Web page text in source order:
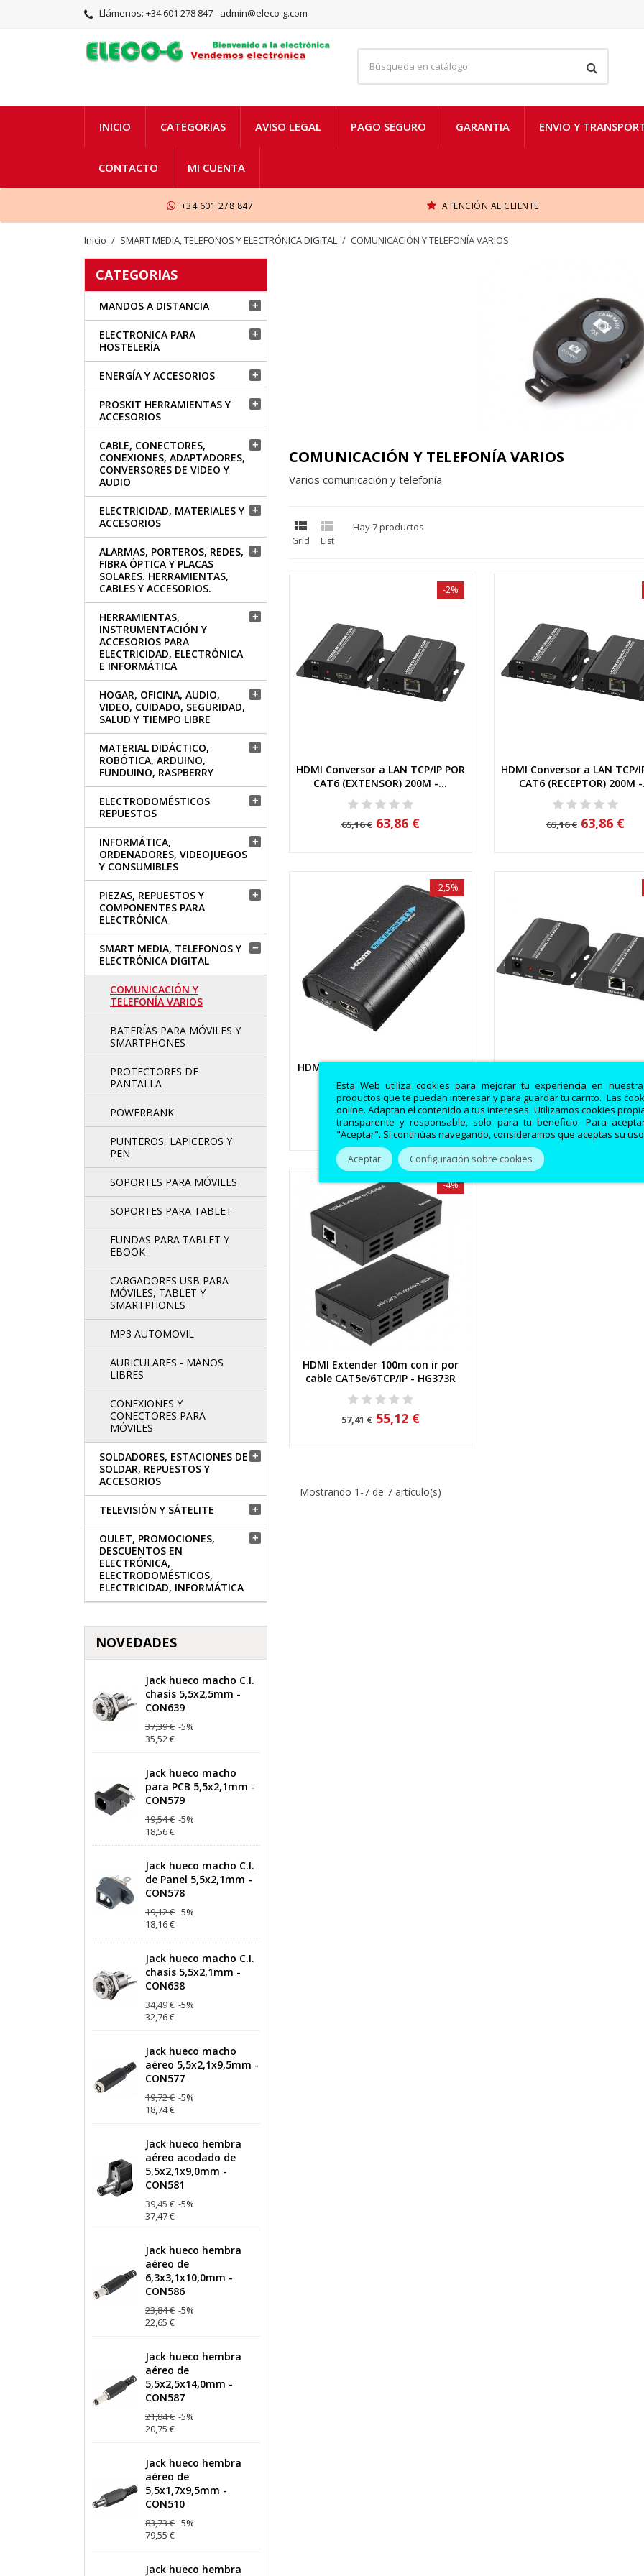
Esta Web utiliza cookies para mejorar tu experiencia en
productos que te puedan interesar y para guardar tu carrito. Las
online. Adaptan el contenido a tus intereses. Utilizamos cookies
transparente y responsable, solo para tu beneficio. Para
"Aceptar". Si continúas navegando, consideramos que aceptas su
Aceptar Configuración sobre cookies
Llámenos: +34 601 278 847 - admin@eleco-g.com
INICIO CATEGORIAS AVISO LEGAL PAGO SEGURO GARANTIA ENVIO Y
CONTACTO MI CUENTA
+34 601 278 847 ATENCIÓN AL CLIENTE
Inicio SMART MEDIA, TELEFONOS Y ELECTRÓNICA DIGITAL COMUNICACIÓN Y TELEFONÍA VARIOS
CATEGORIAS
MANDOS A DISTANCIA 
ELECTRONICA PARA
HOSTELERÍA

ENERGÍA Y ACCESORIOS 
PROSKIT HERRAMIENTAS Y
ACCESORIOS

CABLE, CONECTORES,
CONEXIONES, ADAPTADORES,
CONVERSORES DE VIDEO Y
AUDIO

ELECTRICIDAD, MATERIALES Y
ACCESORIOS

ALARMAS, PORTEROS, REDES,
FIBRA ÓPTICA Y PLACAS
SOLARES. HERRAMIENTAS,
CABLES Y ACCESORIOS.

HERRAMIENTAS,
INSTRUMENTACIÓN Y
ACCESORIOS PARA
ELECTRICIDAD, ELECTRÓNICA
E INFORMÁTICA

HOGAR, OFICINA, AUDIO,
VIDEO, CUIDADO, SEGURIDAD,
SALUD Y TIEMPO LIBRE

MATERIAL DIDÁCTICO,
ROBÓTICA, ARDUINO,
FUNDUINO, RASPBERRY

ELECTRODOMÉSTICOS
REPUESTOS

INFORMÁTICA,
ORDENADORES, VIDEOJUEGOS
Y CONSUMIBLES

PIEZAS, REPUESTOS Y
COMPONENTES PARA
ELECTRÓNICA

SMART MEDIA, TELEFONOS Y
ELECTRÓNICA DIGITAL

COMUNICACIÓN Y
TELEFONÍA VARIOS
BATERÍAS PARA MÓVILES Y
SMARTPHONES
PROTECTORES DE
PANTALLA
POWERBANK
PUNTEROS, LAPICEROS Y
PEN
SOPORTES PARA MÓVILES
SOPORTES PARA TABLET
FUNDAS PARA TABLET Y
EBOOK
CARGADORES USB PARA
MÓVILES, TABLET Y
SMARTPHONES
MP3 AUTOMOVIL
AURICULARES - MANOS
LIBRES
CONEXIONES Y
CONECTORES PARA
MÓVILES
SOLDADORES, ESTACIONES DE
SOLDAR, REPUESTOS Y
ACCESORIOS

TELEVISIÓN Y SÁTELITE 
OULET, PROMOCIONES,
DESCUENTOS EN
ELECTRÓNICA,
ELECTRODOMÉSTICOS,
ELECTRICIDAD, INFORMÁTICA

NOVEDADES
Jack hueco macho C.I.
chasis 5,5x2,5mm -
CON639
37,39 € -5%
35,52 €
Jack hueco macho
para PCB 5,5x2,1mm -
CON579
19,54 € -5%
18,56 €
Jack hueco macho C.I.
de Panel 5,5x2,1mm -
CON578
19,12 € -5%
18,16 €
Jack hueco macho C.I.
chasis 5,5x2,1mm -
CON638
34,49 € -5%
32,76 €
Jack hueco macho
aéreo 5,5x2,1x9,5mm -
CON577
19,72 € -5%
18,74 €
Jack hueco hembra
aéreo acodado de
5,5x2,1x9,0mm -
CON581
39,45 € -5%
37,47 €
Jack hueco hembra
aéreo de
6,3x3,1x10,0mm -
CON586
23,84 € -5%
22,65 €
Jack hueco hembra
aéreo de
5,5x2,5x14,0mm -
CON587
21,84 € -5%
20,75 €
Jack hueco hembra
aéreo de
5,5x1,7x9,5mm -
CON510
83,73 € -5%
79,55 €
Jack hueco hembra
COMUNICACIÓN Y TELEFONÍA VARIOS
Varios comunicación y telefonía

Grid

List
Hay 7 productos.
Vista rápida
HDMI Conversor a LAN TCP/IP POR
CAT6 (EXTENSOR) 200M -...
65,16 €
-2%
63,86 €
Vista rápida
HDMI Conversor a LAN TCP/
CAT6 (RECEPTOR) 200M
65,16 € 63,86 €
HDMI Conversor a LAN TCP/IP por
CAT6 (SENDER) V:3.0 -...
67,56 €
-2,5%
65,87 €
HDMI Conversor a RJ45
30Hz Transmisor/
99,68 € 95,69 €
Vista rápida
HDMI Extender 100m con ir por
cable CAT5e/6TCP/IP - HG373R
57,41 €
-4%
55,12 €
Mostrando 1-7 de 7 artículo(s)